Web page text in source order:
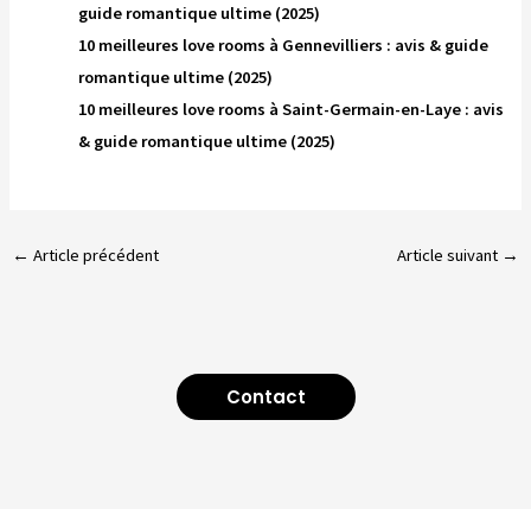
guide romantique ultime (2025)
10 meilleures love rooms à Gennevilliers : avis & guide
romantique ultime (2025)
10 meilleures love rooms à Saint-Germain-en-Laye : avis
& guide romantique ultime (2025)
← Article précédent Article suivant →
Contact